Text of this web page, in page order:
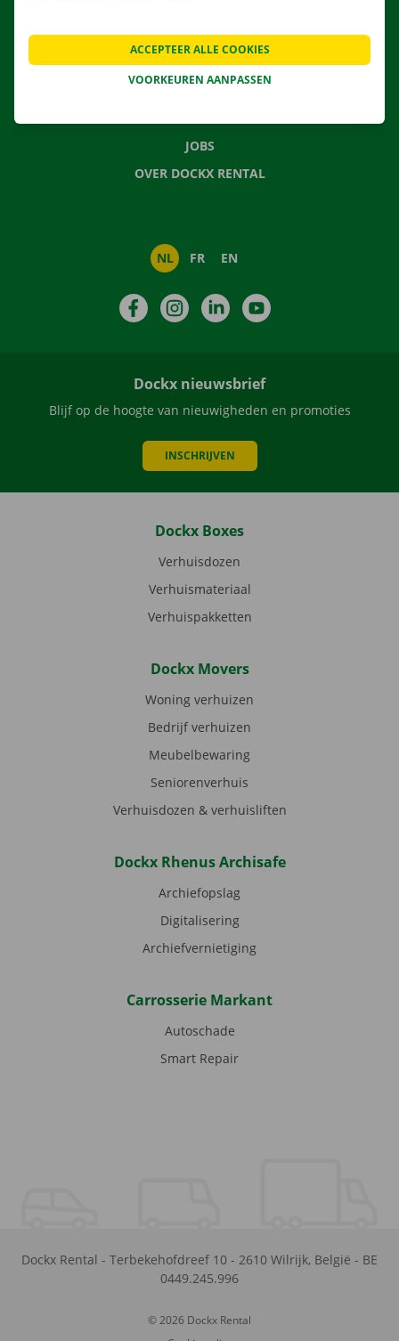
CONTACTEER ONS
VEELGESTELDE VRAGEN
JOBS
OVER DOCKX RENTAL
NL FR EN
FacebookInstagramLinkedIn
Dockx nieuwsbrief
Blijf op de hoogte van nieuwigheden en promoties
INSCHRIJVEN
Dockx Boxes
Verhuisdozen
Verhuismateriaal
Verhuispakketten
Dockx Movers
Woning verhuizen
Bedrijf verhuizen
Meubelbewaring
Seniorenverhuis
Verhuisdozen & verhuisliften
Dockx Rhenus Archisafe
Archiefopslag
Digitalisering
Archiefvernietiging
Carrosserie Markant
Autoschade
Smart Repair
Dockx Rental - Terbekehofdreef 10 - 2610 Wilrijk, België - BE
0449.245.996
© 2026 Dockx Rental
VOORKEUREN AANPASSEN
ACCEPTEER ALLE COOKIES